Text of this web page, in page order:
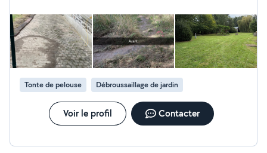
Pour tout renseignements n'hésitez pas à me contacter.
Tonte de pelouse Débroussaillage de jardin
Voir le profil Contacter